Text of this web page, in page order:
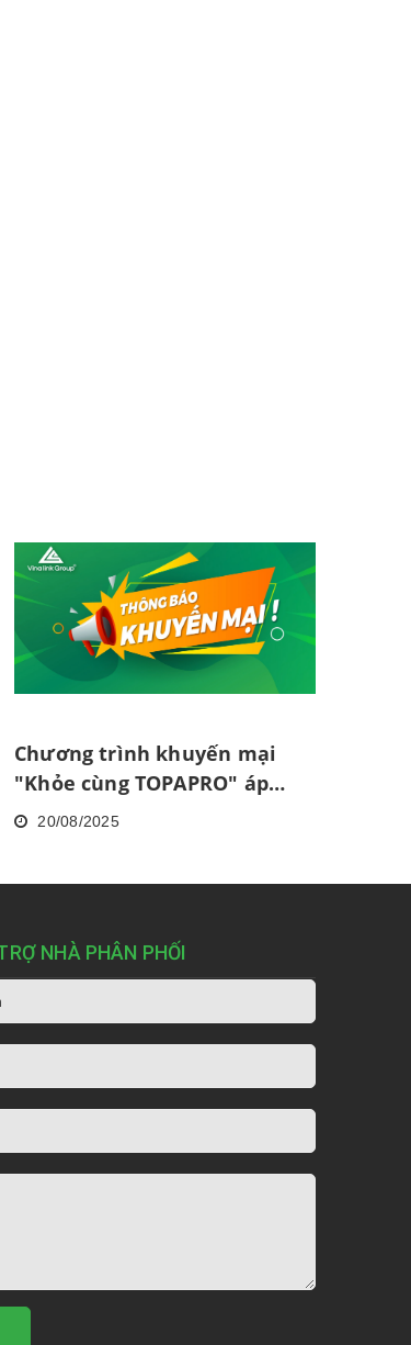
Chương trình khuyến mại
"Khỏe cùng TOPAPRO" áp
dụng tại TP. Hà Nội
20/08/2025
NHÀ PHÂN PHỐI